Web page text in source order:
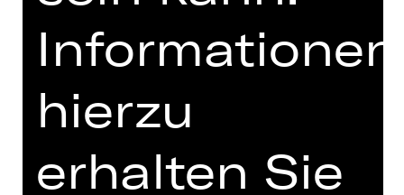
TEAM
TERMINE UND BESETZUNG
VIDEO/AUDIO
Informationen
hierzu
erhalten Sie